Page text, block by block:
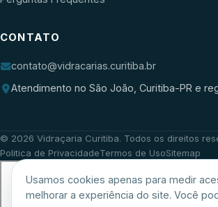
CONTATO
contato@vidracarias.curitiba.br
Atendimento no São João, Curitiba-PR e
© 2026 Vidraçaria Curitiba. Todos os direitos
Politica de PrivacidadeTermos de UsoSitemap
Usamos cookies apenas para medir
melhorar a experiência do site. Você